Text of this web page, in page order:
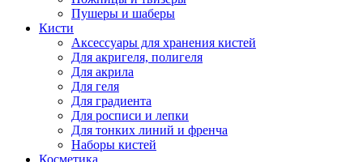
Пушеры и шаберы
Кисти
Аксессуары для хранения кистей
Для акригеля, полигеля
Для акрила
Для геля
Для градиента
Для росписи и лепки
Для тонких линий и френча
Наборы кистей
Косметика